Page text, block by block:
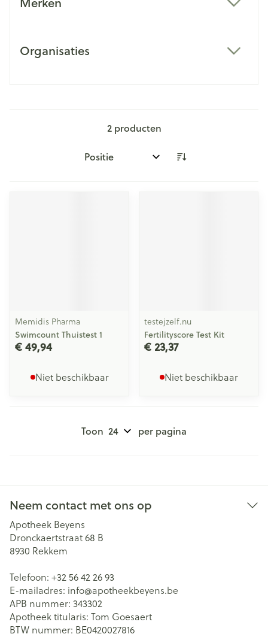
Organisaties
2producten
Sorteer op:
Memidis Pharma
Swimcount Thuistest 1
€ 49,94
Niet beschikbaar
testejzelf.nu
Fertilityscore Test Kit
€ 23,37
Niet beschikbaar
Toon per pagina
Neem contact met ons op
Apotheek Beyens
Dronckaertstraat 68 B
8930 Rekkem
Telefoon: +32 56 42 26 93
E-mailadres: info@apotheekbeyens.be
APB nummer: 343302
Apotheek titularis: Tom Goesaert
BTW nummer: BE0420027816